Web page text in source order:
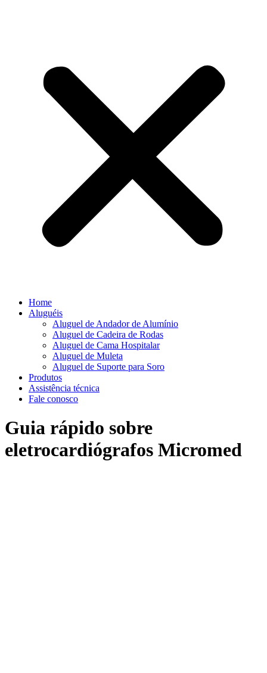
Home
Aluguéis
Aluguel de Andador de Alumínio
Aluguel de Cadeira de Rodas
Aluguel de Cama Hospitalar
Aluguel de Muleta
Aluguel de Suporte para Soro
Produtos
Assistência técnica
Fale conosco
Guia rápido sobre
eletrocardiógrafos Micromed